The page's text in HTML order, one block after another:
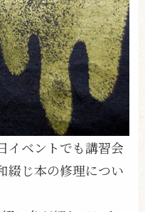
イベントでも講習会
綴じ本の修理につい